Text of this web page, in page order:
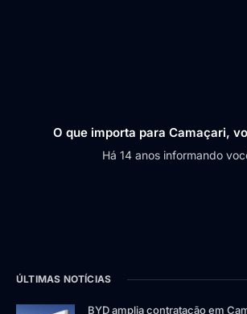
O que importa para Camaçari,
Há 14 anos informando
ÚLTIMAS NOTÍCIAS
BYD amplia contratação em